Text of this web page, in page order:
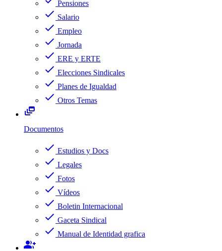
Pensiones
check Salario
check Empleo
check Jornada
check ERE y ERTE
check Elecciones Sindicales
check Planes de Igualdad
check Otros Temas
dynamic_feed
Documentos
check Estudios y Docs
check Legales
check Fotos
check Vídeos
check Boletin Internacional
check Gaceta Sindical
check Manual de Identidad grafica
group_add